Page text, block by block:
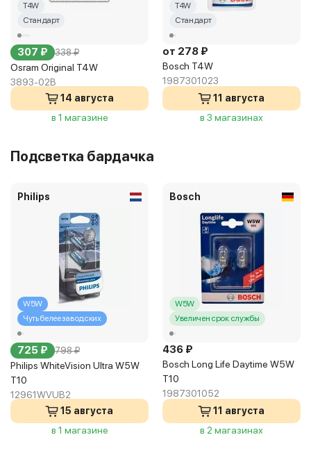
T4W
Стандарт
307 ₽ 338 ₽
Osram Original T4W
3893-02B
14 августа
в 1 магазине
T4W
Стандарт
от 278 ₽
Bosch T4W
1987301023
11 августа
в 3 магазинах
Подсветка бардачка
Philips
W5W
Чуть белее заводских
725 ₽ 798 ₽
Philips WhiteVision Ultra W5W
T10
12961WVUB2
15 августа
в 1 магазине
Bosch
W5W
Увеличен срок службы
436 ₽
Bosch Long Life Daytime W5W
T10
1987301052
11 августа
в 2 магазинах